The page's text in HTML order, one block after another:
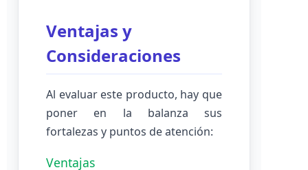
Ventajas y
Consideraciones
Al evaluar este producto, hay que
poner en la balanza sus
fortalezas y puntos de atención:
Ventajas